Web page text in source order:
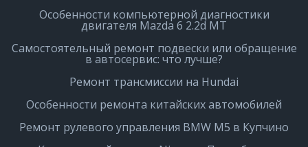
Особенности компьютерной диагностики
двигателя Mazda 6 2.2d MT
Самостоятельный ремонт подвески или обращение
в автосервис: что лучше?
Ремонт трансмиссии на Hundai
Особенности ремонта китайских автомобилей
Ремонт рулевого управления BMW M5 в Купчино